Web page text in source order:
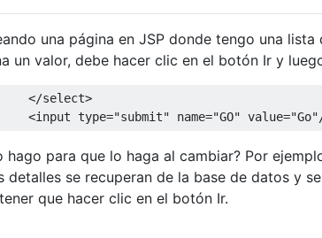
una página en JSP donde tengo una
un valor, debe hacer clic en el botón Ir y
</select>
<input type="submit" name="GO" value="Go"
hago para que lo haga al cambiar? Por
detalles se recuperan de la base de datos y
que hacer clic en el botón Ir.